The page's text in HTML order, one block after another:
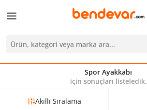
Spor Ayakkabı
için sonuçları listeledik.
Akıllı Sıralama